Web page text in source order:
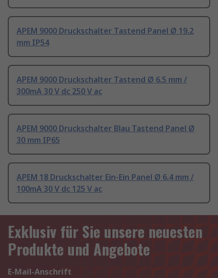
APEM 9000 Druckschalter Tastend Panel Ø 19.2
mm IP54
APEM 9000 Druckschalter Tastend Ø 6.5 mm /
300mA 30 V dc 250 V ac
APEM 9000 Druckschalter Blau Tastend Panel Ø
30 mm IP65
APEM 18 Druckschalter Ein-Ein Panel Ø 6.4 mm /
100mA 30 V dc 125 V ac
Exklusiv für Sie unsere neuesten
Produkte und Angebote
E-Mail-Anschrift